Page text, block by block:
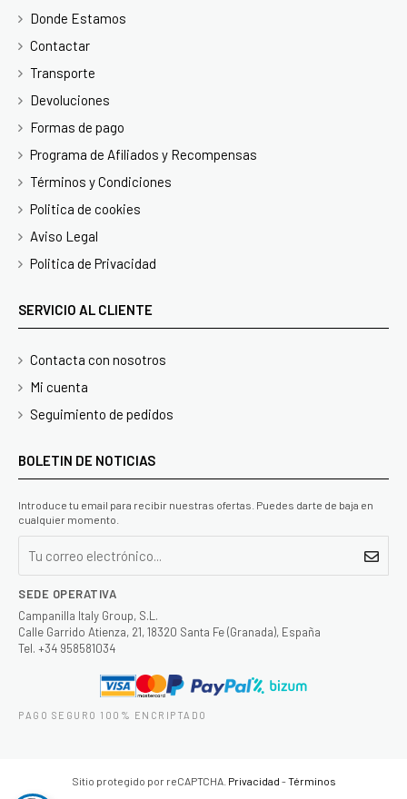
Donde Estamos
Contactar
Transporte
Devoluciones
Formas de pago
Programa de Afiliados y Recompensas
Términos y Condiciones
Politica de cookies
Aviso Legal
Politica de Privacidad
SERVICIO AL CLIENTE
Contacta con nosotros
Mi cuenta
Seguimiento de pedidos
BOLETIN DE NOTICIAS
Introduce tu email para recibir nuestras ofertas. Puedes darte de baja en
cualquier momento.
SEDE OPERATIVA
Campanilla Italy Group, S.L.
Calle Garrido Atienza, 21, 18320 Santa Fe (Granada), España
Tel. +34 958581034
PAGO SEGURO 100% ENCRIPTADO
Sitio protegido por reCAPTCHA. Privacidad -Términos